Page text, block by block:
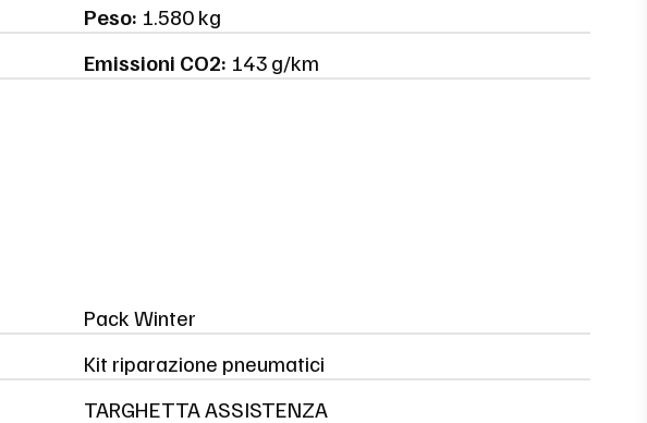
Peso: 1.580 kg
Emissioni CO2: 143 g/km
Pack Winter
Kit riparazione pneumatici
TARGHETTA ASSISTENZA